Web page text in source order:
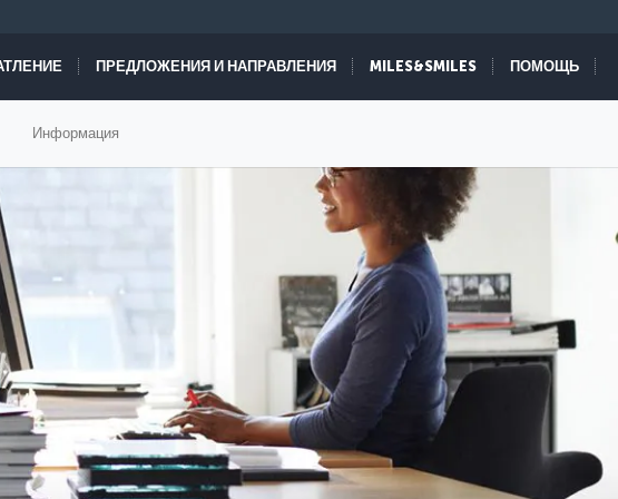
ПРЕДЛОЖЕНИЯ И НАПРАВЛЕНИЯ MILES&SMILES ПОМОЩЬ
Информация